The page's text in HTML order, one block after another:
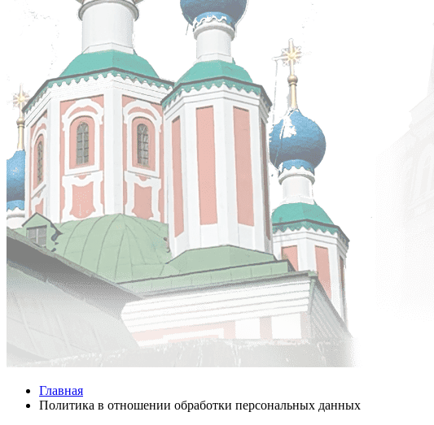
Главная
Политика в отношении обработки персональных данных